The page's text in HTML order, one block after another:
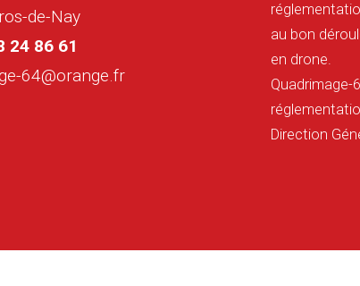
de-Nay
24 86 61
64@orange.fr
au bon
en drone.
Direction